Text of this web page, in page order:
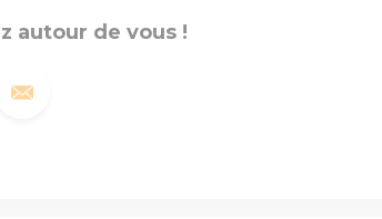
autour de vous !